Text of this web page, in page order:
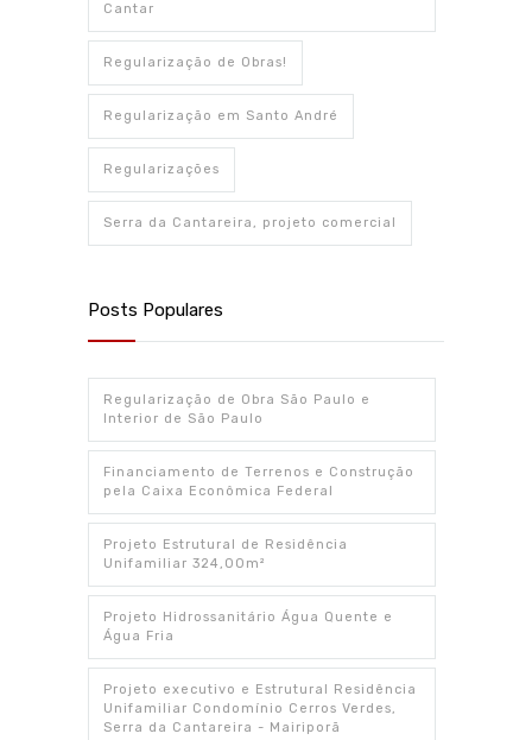
Cantar
Regularização de Obras!
Regularização em Santo André
Regularizações
Serra da Cantareira, projeto comercial
Posts Populares
Regularização de Obra São Paulo e
Interior de São Paulo
Financiamento de Terrenos e Construção
pela Caixa Econômica Federal
Projeto Estrutural de Residência
Unifamiliar 324,00m²
Projeto Hidrossanitário Água Quente e
Água Fria
Projeto executivo e Estrutural Residência
Unifamiliar Condomínio Cerros Verdes,
Serra da Cantareira - Mairiporã